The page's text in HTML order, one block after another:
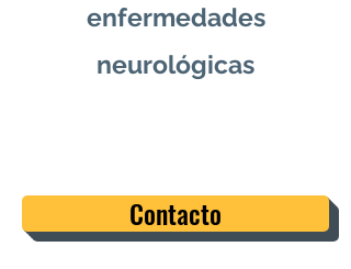
enfermedades
neurológicas
Contacto